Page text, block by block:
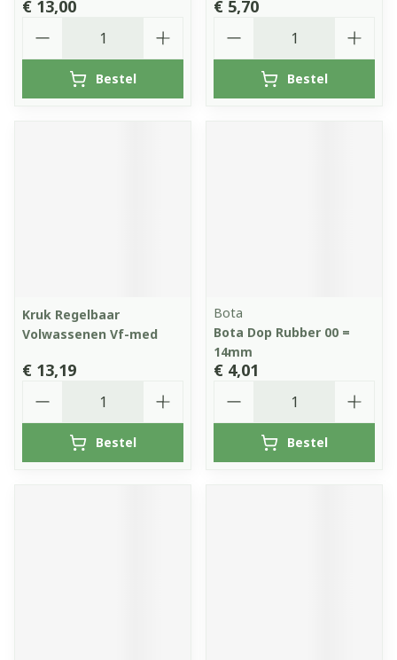
€ 13,00
Bestel
€ 5,70
Bestel
Kruk Regelbaar
Volwassenen Vf-med
€ 13,19
Bestel
Bota
Bota Dop Rubber 00 =
14mm
€ 4,01
Bestel